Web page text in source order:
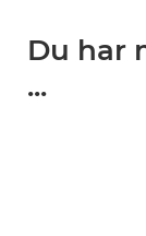
Du har
...